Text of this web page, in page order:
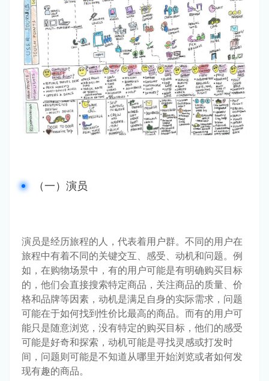
（一）演员
演员是经历旅程的人，代表着用户群。不同的用户在
旅程中有着不同的关键交互、感受、动机和问题。例
如，在购物场景中，有的用户可能是有明确购买目标
的，他们会直接搜索特定商品，关注商品的质量、价
格和品牌等因素，动机是满足自身的实际需求，问题
可能在于如何找到性价比最高的商品。而有的用户可
能只是随意浏览，没有特定的购买目标，他们的感受
可能是好奇和探索，动机可能是寻找灵感或打发时
间，问题则可能是不知道从哪里开始浏览或者如何发
现有趣的商品。